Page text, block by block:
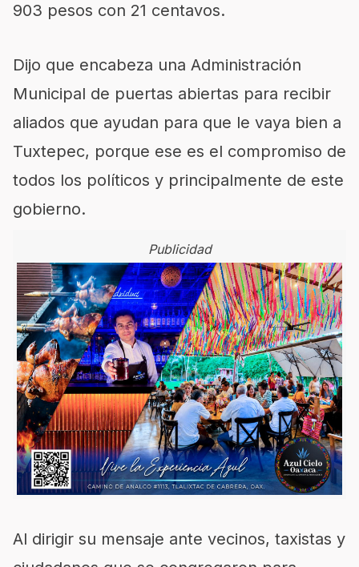
903 pesos con 21 centavos.
Dijo que encabeza una Administración
Municipal de puertas abiertas para recibir
aliados que ayudan para que le vaya bien a
Tuxtepec, porque ese es el compromiso de
todos los políticos y principalmente de este
gobierno.
Publicidad
Al dirigir su mensaje ante vecinos, taxistas y